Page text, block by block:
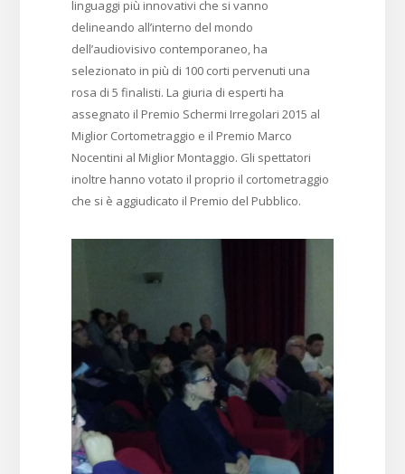
linguaggi più innovativi che si vanno
delineando all’interno del mondo
dell’audiovisivo contemporaneo, ha
selezionato in più di 100 corti pervenuti una
rosa di 5 finalisti. La giuria di esperti ha
assegnato il Premio Schermi Irregolari 2015 al
Miglior Cortometraggio e il Premio Marco
Nocentini al Miglior Montaggio. Gli spettatori
inoltre hanno votato il proprio il cortometraggio
che si è aggiudicato il Premio del Pubblico.